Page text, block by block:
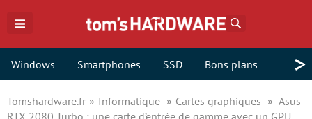
Windows Smartphones SSD Bons plans >
Tomshardware.fr Informatique Cartes graphiques
Asus
RTX 2080 Turbo : une carte d’entrée de gamme avec un GPU